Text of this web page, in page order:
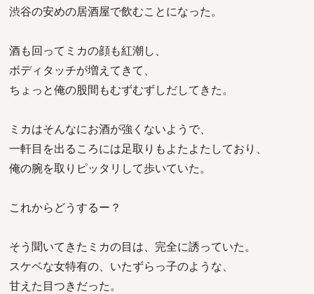
渋谷の安めの居酒屋で飲むことになった。
酒も回ってミカの顔も紅潮し、
ボディタッチが増えてきて、
ちょっと俺の股間もむずむずしだしてきた。
ミカはそんなにお酒が強くないようで、
一軒目を出るころには足取りもよたよたしており、
俺の腕を取りピッタリして歩いていた。
これからどうするー？
そう聞いてきたミカの目は、完全に誘っていた。
スケベな女特有の、いたずらっ子のような、
甘えた目つきだった。